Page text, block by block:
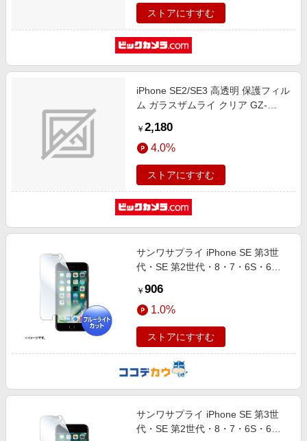
ストアにすすむ
iPhone SE2/SE3 高透明 保護フィル
ム ガラスザムライ クリア GZ-
￥ 2,180
4.0%
ストアにすすむ
サンワサプライ iPhone SE 第3世
代・SE 第2世代・8・7・6S・6用
射防止フィルム PDA-FIP64BCAR
￥ 906
1.0%
ストアにすすむ
サンワサプライ iPhone SE 第3世
代・SE 第2世代・8・7・6S・6用